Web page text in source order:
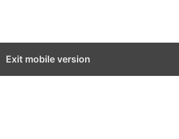
Exit mobile version